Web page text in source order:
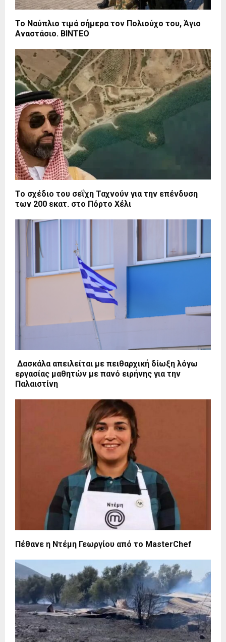
Το Ναύπλιο τιμά σήμερα τον Πολιούχο του, Άγιο
Αναστάσιο. BINTEO
Το σχέδιο του σεΐχη Ταχνούν για την επένδυση
των 200 εκατ. στο Πόρτο Χέλι
Δασκάλα απειλείται με πειθαρχική δίωξη λόγω
εργασίας μαθητών με πανό ειρήνης για την
Παλαιστίνη
Πέθανε η Ντέμη Γεωργίου από το MasterChef